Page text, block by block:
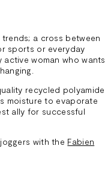
a cross between
sports or everyday
woman who wants
recycled polyamide
moisture to evaporate
ally for successful
with the Fabien